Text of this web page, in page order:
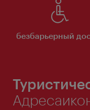
безбарьерный